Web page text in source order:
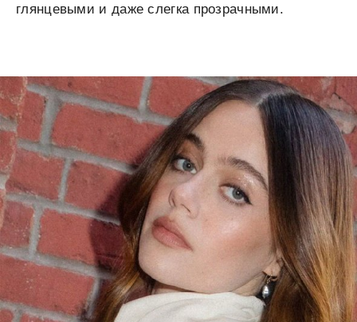
глянцевыми и даже слегка прозрачными.